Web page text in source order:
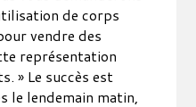
de corps
vendre des
représentation
» Le succès est
le lendemain matin,